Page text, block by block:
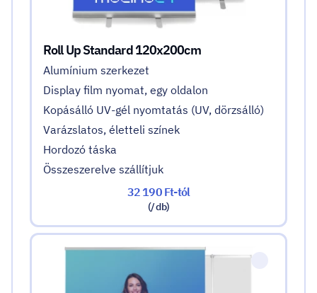
Roll Up Standard 120x200cm
Alumínium szerkezet
Display film nyomat, egy oldalon
Kopásálló UV-gél nyomtatás (UV, dörzsálló)
Varázslatos, életteli színek
Hordozó táska
Összeszerelve szállítjuk
32 190 Ft-tól
(/ db)